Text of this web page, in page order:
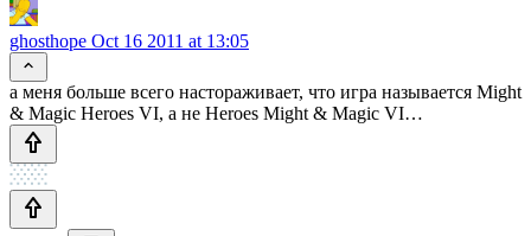
ghosthope Oct 16 2011 at 13:05
а меня больше всего настораживает, что игра называется Might
& Magic Heroes VI, а не Heroes Might & Magic VI…